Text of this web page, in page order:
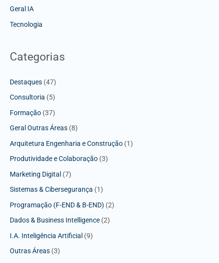
Geral IA
Tecnologia
Categorias
Destaques (47)
Consultoria (5)
Formação (37)
Geral Outras Áreas (8)
Arquitetura Engenharia e Construção (1)
Produtividade e Colaboração (3)
Marketing Digital (7)
Sistemas & Cibersegurança (1)
Programação (F-END & B-END) (2)
Dados & Business Intelligence (2)
I.A. Inteligência Artificial (9)
Outras Áreas (3)